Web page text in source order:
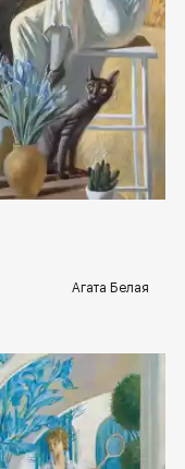
spb.rakovgallery.ru
Агата Белая